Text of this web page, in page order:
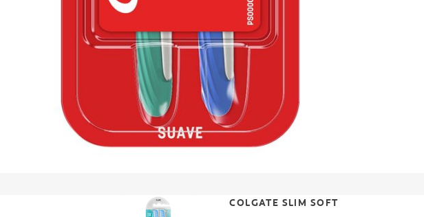
COLGATE SLIM SOFT